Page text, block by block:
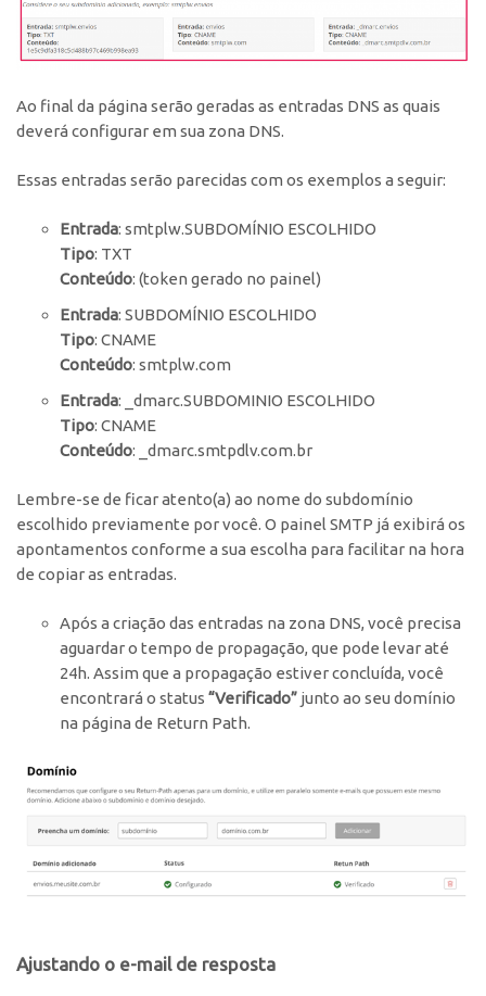
Ao final da página serão geradas as entradas DNS as quais
deverá configurar em sua zona DNS.
Essas entradas serão parecidas com os exemplos a seguir:
Entrada: smtplw.SUBDOMÍNIO ESCOLHIDO
Tipo: TXT
Conteúdo: (token gerado no painel)
Entrada: SUBDOMÍNIO ESCOLHIDO
Tipo: CNAME
Conteúdo: smtplw.com
Entrada: _dmarc.SUBDOMINIO ESCOLHIDO
Tipo: CNAME
Conteúdo: _dmarc.smtpdlv.com.br
Lembre-se de ficar atento(a) ao nome do subdomínio
escolhido previamente por você. O painel SMTP já exibirá os
apontamentos conforme a sua escolha para facilitar na hora
de copiar as entradas.
Após a criação das entradas na zona DNS, você precisa
aguardar o tempo de propagação, que pode levar até
24h. Assim que a propagação estiver concluída, você
encontrará o status “Verificado” junto ao seu domínio
na página de Return Path.
Ajustando o e-mail de resposta